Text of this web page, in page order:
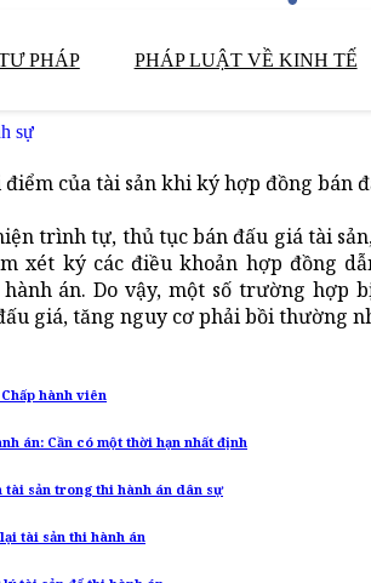
PHÁP PHÁP LUẬT VỀ KINH TẾ
sự
của tài sản khi ký hợp đồng bán
trình tự, thủ tục bán đấu giá tài
xét ký các điều khoản hợp đồng
án. Do vậy, một số trường hợp
giá, tăng nguy cơ phải bồi thường
hành viên
án: Cần có một thời hạn nhất định
tài sản trong thi hành án dân sự
tài sản thi hành án